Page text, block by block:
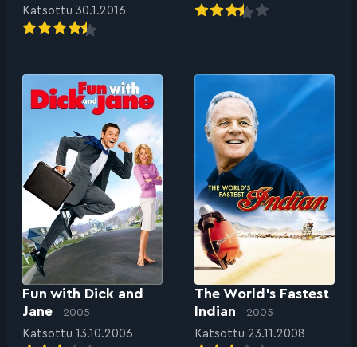
Katsottu 30.1.2016
Fun with Dick and
Jane
2005
Katsottu 13.10.2006
The World’s Fastest
Indian
2005
Katsottu 23.11.2008